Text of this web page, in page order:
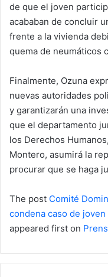
de que el joven
acababan de concluir
frente a la vivienda
quema de neumáticos
Finalmente, Ozuna
nuevas autoridades
y garantizarán una
que el departamento
los Derechos
Montero, asumirá la
procurar que se haga
The post Comité
condena caso de
appeared first on